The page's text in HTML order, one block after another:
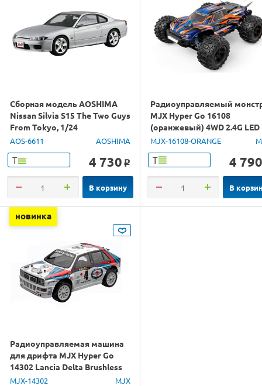
Сборная модель AOSHIMA
Nissan Silvia S15 The Two Guys
From Tokyo, 1/24
AOS-6611 AOSHIMA
Т 4 730 o
В корзину
Радиоуправляемый
MJX Hyper Go 16108
(оранжевый) 4WD 2.4G LED
1/16 RTR
MJX-16108-ORANGE
Т 4 790
В
новинка
Радиоуправляемая машина
для дрифта MJX Hyper Go
14302 Lancia Delta Brushless
4WD 2.4G LED 1/14 RTR
MJX-14302 MJX